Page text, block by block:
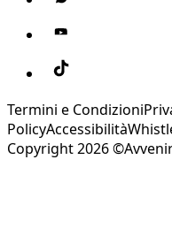
Termini e Condizioni
PolicyAccessibilità
Copyright 2026